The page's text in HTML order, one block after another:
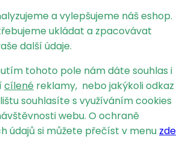
a vylepšujeme náš eshop.
ukládat a zpacovávat
další údaje.
tohoto pole nám dáte souhlas i
cílené reklamy, nebo jakýkoli odkaz
souhlasíte s využíváním cookies
webu. O ochraně
údajů si můžete přečíst v menu zde